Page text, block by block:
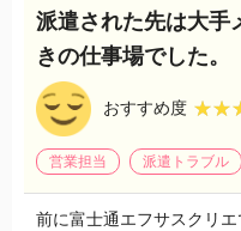
派遣された先は大手
きの仕事場でした。
おすすめ度
営業担当 派遣トラブル
前に富士通エフサスクリ